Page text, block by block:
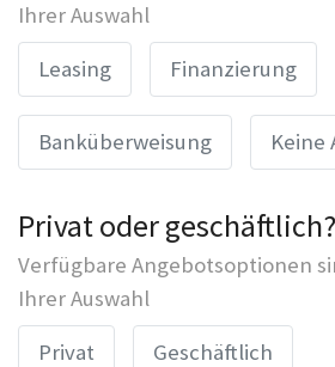
Ihrer Auswahl
Leasing
Finanzierung
Banküberweisung Keine
Privat oder geschäftlich?
Verfügbare Angebotsoptionen
Ihrer Auswahl
Privat
Geschäftlich